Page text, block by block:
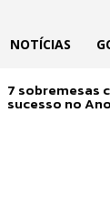
NOTÍCIAS
7 sobremesas
sucesso no